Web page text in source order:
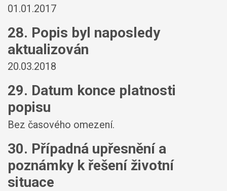
01.01.2017
28. Popis byl naposledy
aktualizován
20.03.2018
29. Datum konce platnosti
popisu
Bez časového omezení.
30. Případná upřesnění a
poznámky k řešení životní
situace